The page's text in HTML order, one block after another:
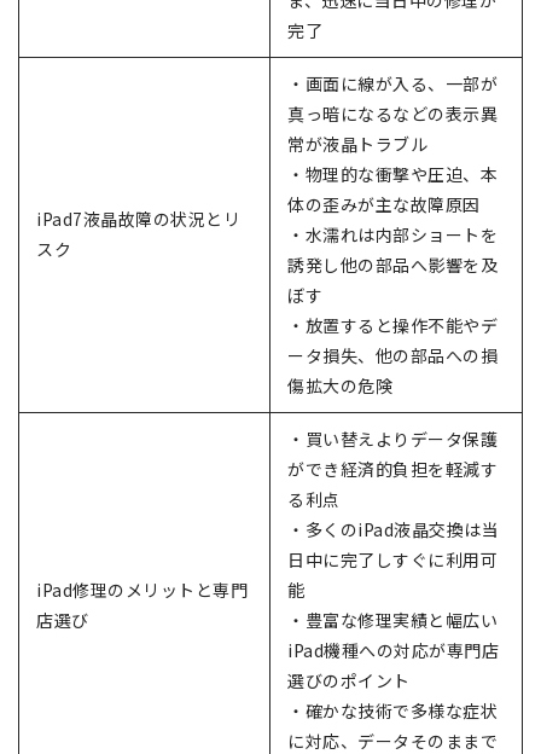
完了
iPad7液晶故障の状況とリ
スク
・画面に線が入る、一部が
真っ暗になるなどの表示異
常が液晶トラブル
・物理的な衝撃や圧迫、本
体の歪みが主な故障原因
・水濡れは内部ショートを
誘発し他の部品へ影響を及
ぼす
・放置すると操作不能やデ
ータ損失、他の部品への損
傷拡大の危険
iPad修理のメリットと専門
店選び
・買い替えよりデータ保護
ができ経済的負担を軽減す
る利点
・多くのiPad液晶交換は当
日中に完了しすぐに利用可
能
・豊富な修理実績と幅広い
iPad機種への対応が専門店
選びのポイント
・確かな技術で多様な症状
に対応、データそのままで